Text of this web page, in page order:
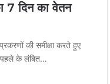
7 दिन का वेतन
की समीक्षा करते हुए
पहले के लंबित…